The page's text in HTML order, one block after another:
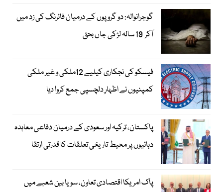
گوجرانوالہ: دو گروپوں کے درمیان فائرنگ کی زد میں
آکر 19 سالہ لڑکی جاں بحق
فیسکو کی نجکاری کیلیے 12ملکی و غیر ملکی
کمپنیوں نے اظہارِ دلچسپی جمع کروا دیا
پاکستان، ترکیہ اور سعودی کے درمیان دفاعی معاہدہ
دہائیوں پر محیط تاریخی تعلقات کا قدرتی ارتقا
پاک امریکا اقتصادی تعاون، سویا بین شعبے میں